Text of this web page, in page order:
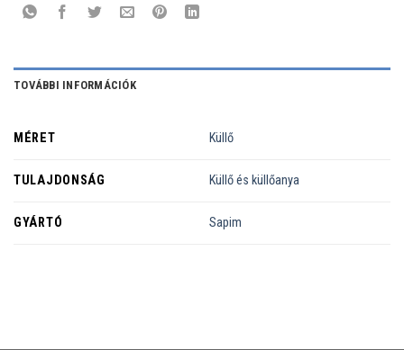
TOVÁBBI INFORMÁCIÓK
MÉRET Küllő
TULAJDONSÁG Küllő és küllőanya
GYÁRTÓ Sapim